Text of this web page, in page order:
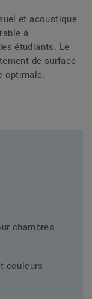
et acoustique
à
étudiants. Le
de surface
optimale.
chambres
couleurs